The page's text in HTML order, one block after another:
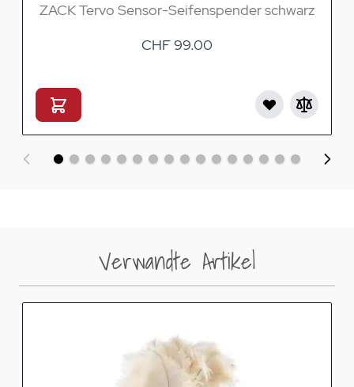
ZACK Tervo Sensor-Seifenspender schwarz
CHF 99.00
Verwandte Artikel